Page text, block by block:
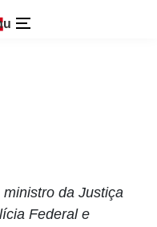
da Justiça
Federal e